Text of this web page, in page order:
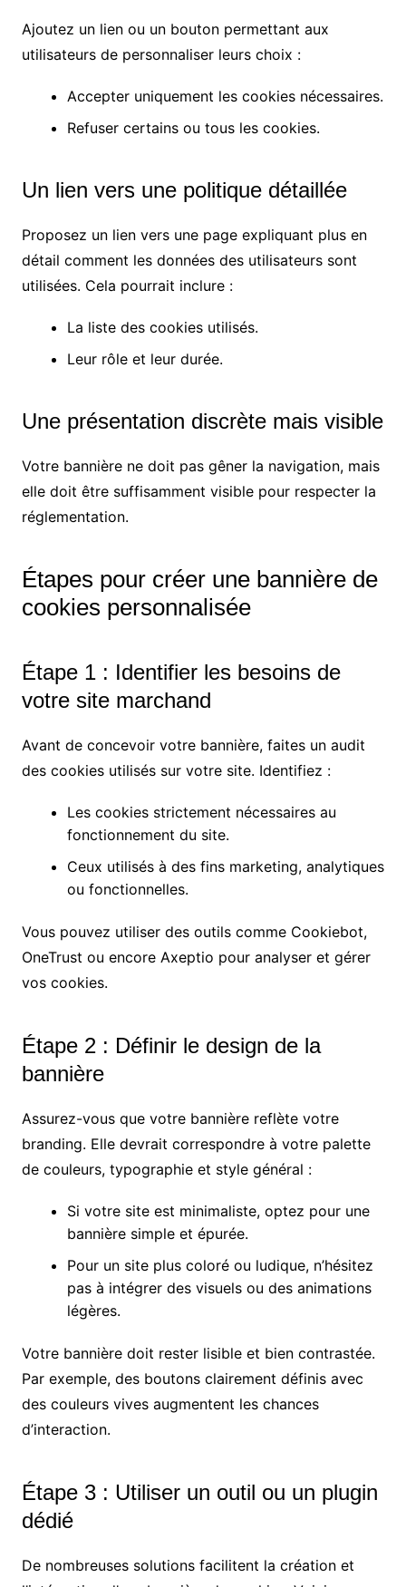
Ajoutez un lien ou un bouton permettant aux
utilisateurs de personnaliser leurs choix :
Accepter uniquement les cookies nécessaires.
Refuser certains ou tous les cookies.
Un lien vers une politique détaillée
Proposez un lien vers une page expliquant plus en
détail comment les données des utilisateurs sont
utilisées. Cela pourrait inclure :
La liste des cookies utilisés.
Leur rôle et leur durée.
Une présentation discrète mais visible
Votre bannière ne doit pas gêner la navigation, mais
elle doit être suffisamment visible pour respecter la
réglementation.
Étapes pour créer une bannière de
cookies personnalisée
Étape 1 : Identifier les besoins de
votre site marchand
Avant de concevoir votre bannière, faites un audit
des cookies utilisés sur votre site. Identifiez :
Les cookies strictement nécessaires au
fonctionnement du site.
Ceux utilisés à des fins marketing, analytiques
ou fonctionnelles.
Vous pouvez utiliser des outils comme Cookiebot,
OneTrust ou encore Axeptio pour analyser et gérer
vos cookies.
Étape 2 : Définir le design de la
bannière
Assurez-vous que votre bannière reflète votre
branding. Elle devrait correspondre à votre palette
de couleurs, typographie et style général :
Si votre site est minimaliste, optez pour une
bannière simple et épurée.
Pour un site plus coloré ou ludique, n’hésitez
pas à intégrer des visuels ou des animations
légères.
Votre bannière doit rester lisible et bien contrastée.
Par exemple, des boutons clairement définis avec
des couleurs vives augmentent les chances
d’interaction.
Étape 3 : Utiliser un outil ou un plugin
dédié
De nombreuses solutions facilitent la création et